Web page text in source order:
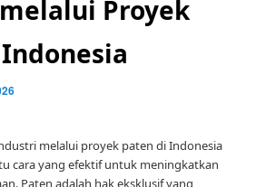
Proyek
melalui proyek paten di Indonesia
cara yang efektif untuk meningkatkan
Paten adalah hak eksklusif yang